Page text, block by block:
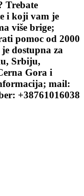
Trebate
i koji vam je
više brige;
pomoc od 2000
dostupna za
Srbiju,
Gora i
mail:
+38761016038